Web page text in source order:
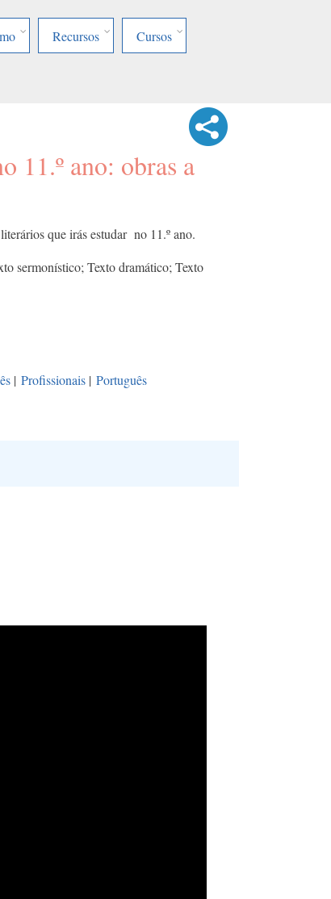
Recursos Cursos
11.º ano: obras a
que irás estudar no 11.º ano.
sermonístico; Texto dramático; Texto
| Profissionais | Português